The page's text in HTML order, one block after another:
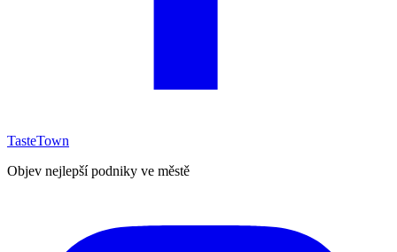
TasteTown
Objev nejlepší podniky ve městě